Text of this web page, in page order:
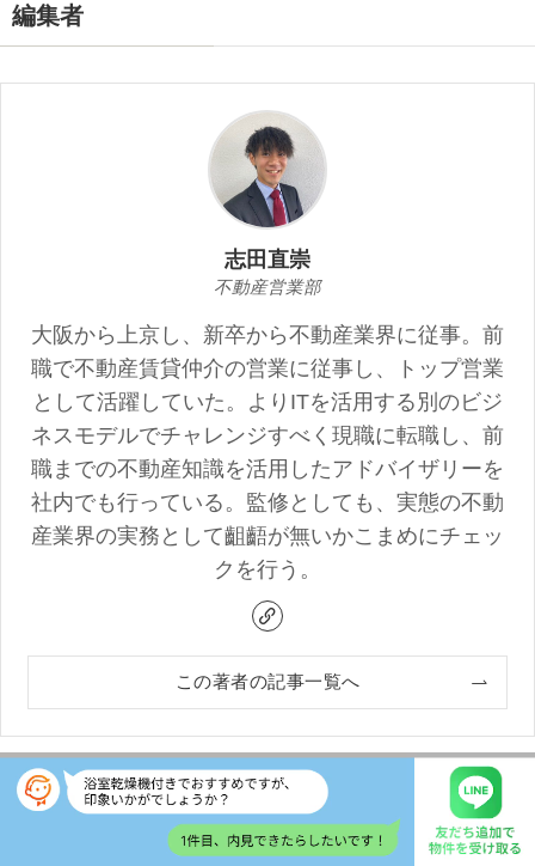
編集者
志田直崇
不動産営業部
大阪から上京し、新卒から不動産業界に従事。前
職で不動産賃貸仲介の営業に従事し、トップ営業
として活躍していた。よりITを活用する別のビジ
ネスモデルでチャレンジすべく現職に転職し、前
職までの不動産知識を活用したアドバイザリーを
社内でも行っている。監修としても、実態の不動
産業界の実務として齟齬が無いかこまめにチェッ
クを行う。
この著者の記事一覧へ